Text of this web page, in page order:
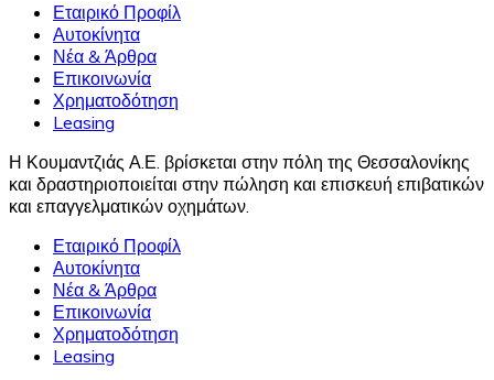
Εταιρικό Προφίλ
Αυτοκίνητα
Νέα & Άρθρα
Επικοινωνία
Χρηματοδότηση
Leasing
Η Κουμαντζιάς Α.Ε. βρίσκεται στην πόλη της Θεσσαλονίκης
και δραστηριοποιείται στην πώληση και επισκευή επιβατικών
και επαγγελματικών οχημάτων.
Εταιρικό Προφίλ
Αυτοκίνητα
Νέα & Άρθρα
Επικοινωνία
Χρηματοδότηση
Leasing